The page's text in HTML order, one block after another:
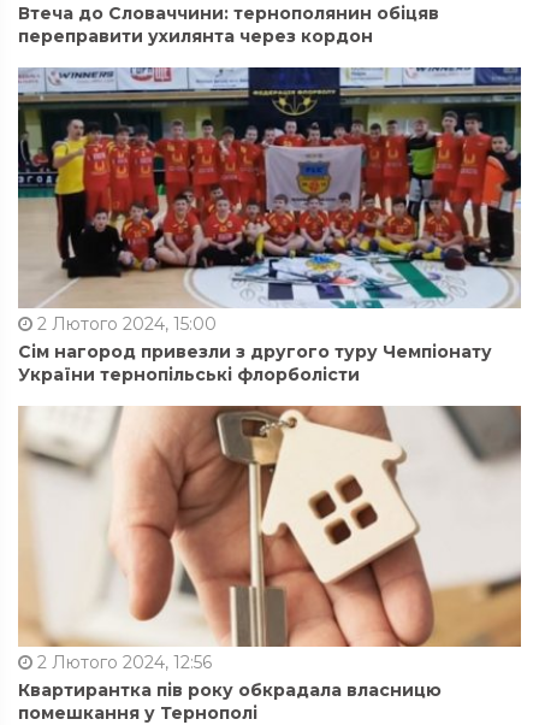
Втеча до Словаччини: тернополянин обіцяв
переправити ухилянта через кордон
2 Лютого 2024, 15:00
Сім нагород привезли з другого туру Чемпіонату
України тернопільські флорболісти
2 Лютого 2024, 12:56
Квартирантка пів року обкрадала власницю
помешкання у Тернополі